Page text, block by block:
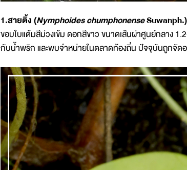
1.สายติ้ง (Nymphoides chumphonenseSuwanph.)
ขอบใบแต้มสีม่วงเข้ม ดอกสีขาว ขนาดเส้นผ่าศูนย์กลาง
กับน้ำพริก และพบจำหน่ายในตลาดท้องถิ่น ปัจจุบันถูกจัด